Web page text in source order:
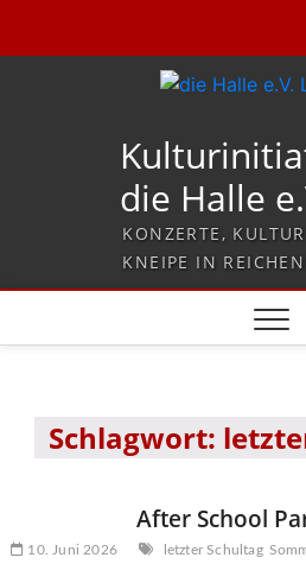
die Halle
KONZERTE,
KNEIPE IN
Schlagwort:
After School
10. Juni 2026 letzter Schultag